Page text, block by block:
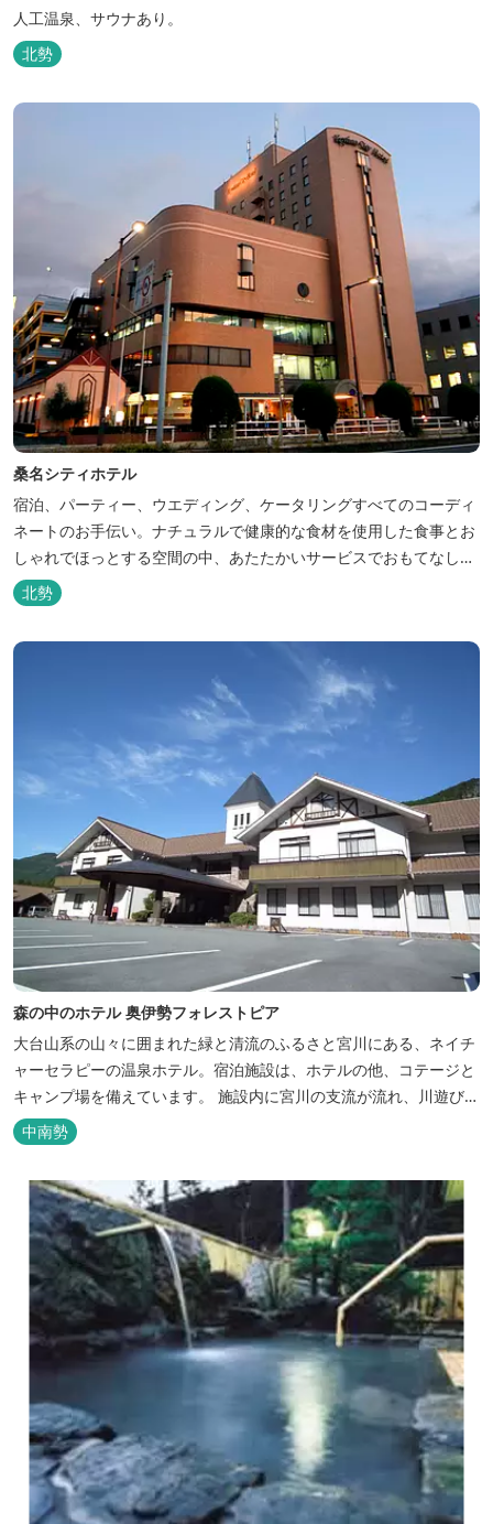
人工温泉、サウナあり。
北勢
桑名シティホテル
宿泊、パーティー、ウエディング、ケータリングすべてのコーディ
ネートのお手伝い。ナチュラルで健康的な食材を使用した食事とお
しゃれでほっとする空間の中、あたたかいサービスでおもてなしい
たします。
北勢
森の中のホテル 奥伊勢フォレストピア
大台山系の山々に囲まれた緑と清流のふるさと宮川にある、ネイチ
ャーセラピーの温泉ホテル。宿泊施設は、ホテルの他、コテージと
キャンプ場を備えています。 施設内に宮川の支流が流れ、川遊びが
できます。BBQエリア、釣堀もあり、ファミリーやグループでもア
クティビティを楽しめます。 ディナーは併設の「レストラン アン
ジュ」にて、地元の食材をていねいに調理したフレンチフルコース
をお召し上がりい...
中南勢